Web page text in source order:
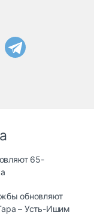
65-
обновляют
– Усть-Ишим